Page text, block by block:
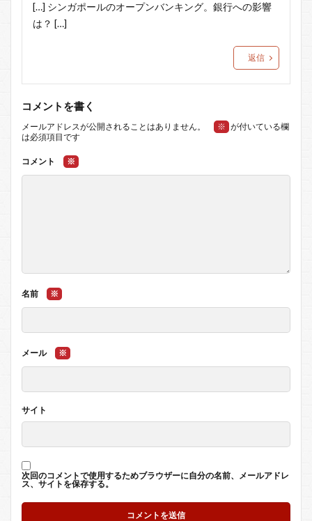
[…] シンガポールのオープンバンキング。銀行への影響
は？ […]
返信
コメントを書く
メールアドレスが公開されることはありません。 ※ が付いている欄
は必須項目です
コメント ※
名前 ※
メール ※
サイト
次回のコメントで使用するためブラウザーに自分の名前、メールアドレ
ス、サイトを保存する。